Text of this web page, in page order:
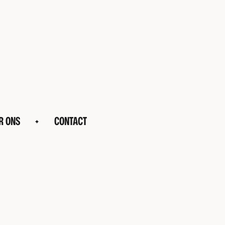
ONS CONTACT